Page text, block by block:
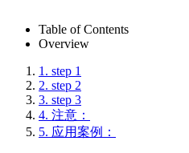
Table of Contents
Overview
1. step 1
2. step 2
3. step 3
4. 注意：
5. 应用案例：